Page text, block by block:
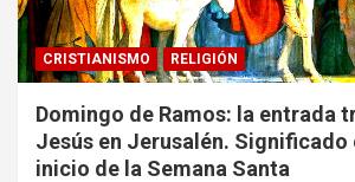
CRISTIANISMO RELIGIÓN
Domingo de Ramos: la entrada
Jesús en Jerusalén.
inicio de la Semana Santa